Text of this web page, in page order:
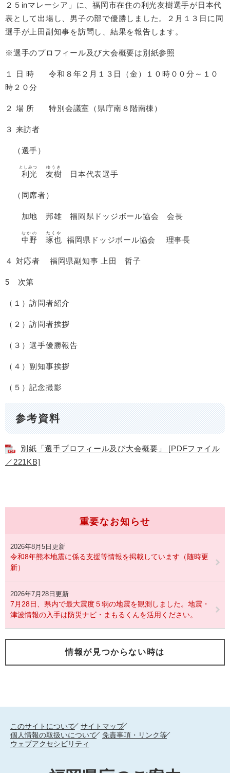
２５inマレーシア」に、福岡市在住の利光友樹選手が日本代
表として出場し、男子の部で優勝しました。２月１３日に同
選手が上田副知事を訪問し、結果を報告します。
※選手のプロフィール及び大会概要は別紙参照
１ 日 時 令和８年２月１３日（金）１０時００分～１０
時２０分
２ 場 所 特別会議室（県庁南８階南棟）
３ 来訪者
（選手）
利光
としみつ
友樹
ゆうき
日本代表選手
（同席者）
加地 邦雄 福岡県ドッジボール協会 会長
中野
なかの
琢也
たくや
福岡県ドッジボール協会 理事長
４ 対応者 福岡県副知事 上田 哲子
5 次第
（１）訪問者紹介
（２）訪問者挨拶
（３）選手優勝報告
（４）副知事挨拶
（５）記念撮影
参考資料
別紙「選手プロフィール及び大会概要」 [PDFファイル
／221KB]
重要なお知らせ
2026年8月5日更新
令和8年熊本地震に係る支援等情報を掲載しています（随時更
新）
2026年7月28日更新
7月28日、県内で最大震度５弱の地震を観測しました。地震・
津波情報の入手は防災ナビ・まもるくんを活用ください。
情報が見つからない時は
このサイトについて
サイトマップ
個人情報の取扱いについて
免責事項・リンク等
ウェブアクセシビリティ